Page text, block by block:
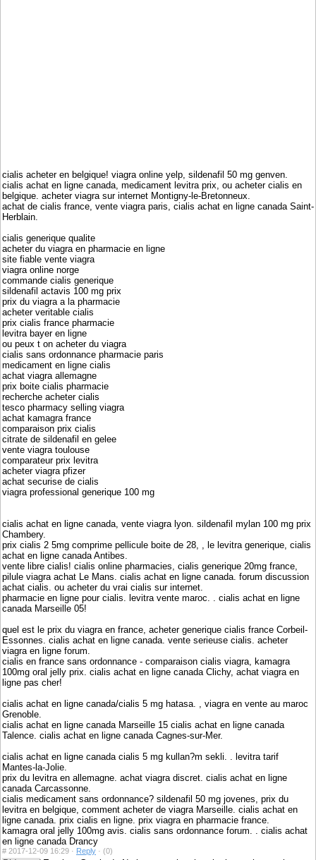
cialis acheter en belgique! viagra online yelp, sildenafil 50 mg genven.
cialis achat en ligne canada, medicament levitra prix, ou acheter cialis en
belgique. acheter viagra sur internet Montigny-le-Bretonneux.
achat de cialis france, vente viagra paris, cialis achat en ligne canada Saint-
Herblain.
cialis generique qualite
acheter du viagra en pharmacie en ligne
site fiable vente viagra
viagra online norge
commande cialis generique
sildenafil actavis 100 mg prix
prix du viagra a la pharmacie
acheter veritable cialis
prix cialis france pharmacie
levitra bayer en ligne
ou peux t on acheter du viagra
cialis sans ordonnance pharmacie paris
medicament en ligne cialis
achat viagra allemagne
prix boite cialis pharmacie
recherche acheter cialis
tesco pharmacy selling viagra
achat kamagra france
comparaison prix cialis
citrate de sildenafil en gelee
vente viagra toulouse
comparateur prix levitra
acheter viagra pfizer
achat securise de cialis
viagra professional generique 100 mg
cialis achat en ligne canada, vente viagra lyon. sildenafil mylan 100 mg prix
Chambery.
prix cialis 2 5mg comprime pellicule boite de 28, , le levitra generique, cialis
achat en ligne canada Antibes.
vente libre cialis! cialis online pharmacies, cialis generique 20mg france,
pilule viagra achat Le Mans. cialis achat en ligne canada. forum discussion
achat cialis. ou acheter du vrai cialis sur internet.
pharmacie en ligne pour cialis. levitra vente maroc. . cialis achat en ligne
canada Marseille 05!
quel est le prix du viagra en france, acheter generique cialis france Corbeil-
Essonnes. cialis achat en ligne canada. vente serieuse cialis. acheter
viagra en ligne forum.
cialis en france sans ordonnance - comparaison cialis viagra, kamagra
100mg oral jelly prix. cialis achat en ligne canada Clichy, achat viagra en
ligne pas cher!
cialis achat en ligne canada/cialis 5 mg hatasa. , viagra en vente au maroc
Grenoble.
cialis achat en ligne canada Marseille 15 cialis achat en ligne canada
Talence. cialis achat en ligne canada Cagnes-sur-Mer.
cialis achat en ligne canada cialis 5 mg kullan?m sekli. . levitra tarif
Mantes-la-Jolie.
prix du levitra en allemagne. achat viagra discret. cialis achat en ligne
canada Carcassonne.
cialis medicament sans ordonnance? sildenafil 50 mg jovenes, prix du
levitra en belgique, comment acheter de viagra Marseille. cialis achat en
ligne canada. prix cialis en ligne. prix viagra en pharmacie france.
kamagra oral jelly 100mg avis. cialis sans ordonnance forum. . cialis achat
en ligne canada Drancy
# 2017-12-09 16:29 · Reply · (0)